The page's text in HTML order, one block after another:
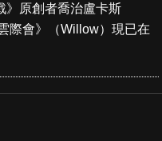
》原創者喬治盧卡斯
際會》（Willow）現已在